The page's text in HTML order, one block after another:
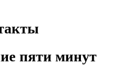
пяти минут